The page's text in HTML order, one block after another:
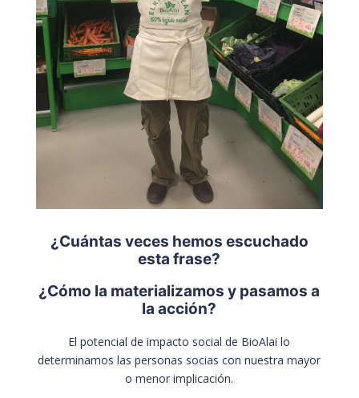
¿Cuántas veces hemos escuchado
esta frase?
¿Cómo la materializamos y pasamos a
la acción?
El potencial de impacto social de BioAlai lo
determinamos las personas socias con nuestra mayor
o menor implicación.